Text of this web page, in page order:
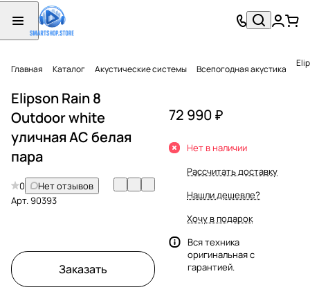
Главная Каталог Акустические системы Всепогодная акустика
Elipson Rain 8
Outdoor white
уличная АС белая
пара
0
Нет отзывов
Арт.90393
Заказать
72 990 ₽
Нет в наличии
Рассчитать доставку
Нашли дешевле?
Хочу в подарок
Вся техника
оригинальная с
гарантией.